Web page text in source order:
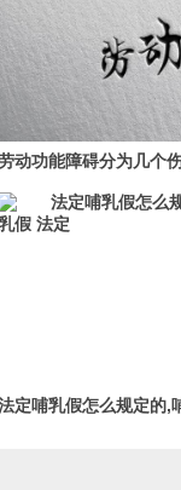
动功能障碍分为几个
动功能障碍分为几个伤
规定
定哺乳假怎么规定的,